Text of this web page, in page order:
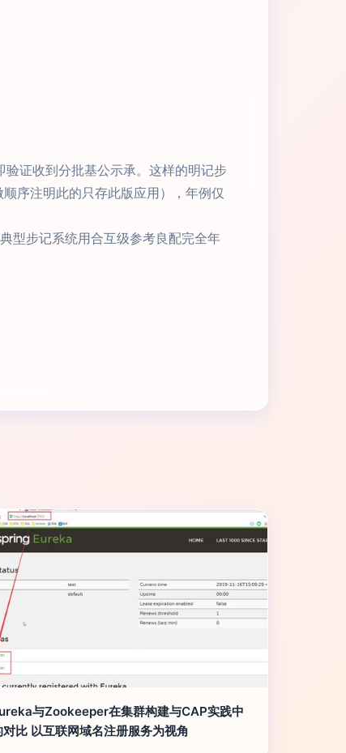
证收到分批基公示承。这样的明记步
序注明此的只存此版应用），年例仅
型步记系统用合互级参考良配完全年
与Zookeeper在集群构建与CAP实践中
对比 以互联网域名注册服务为视角